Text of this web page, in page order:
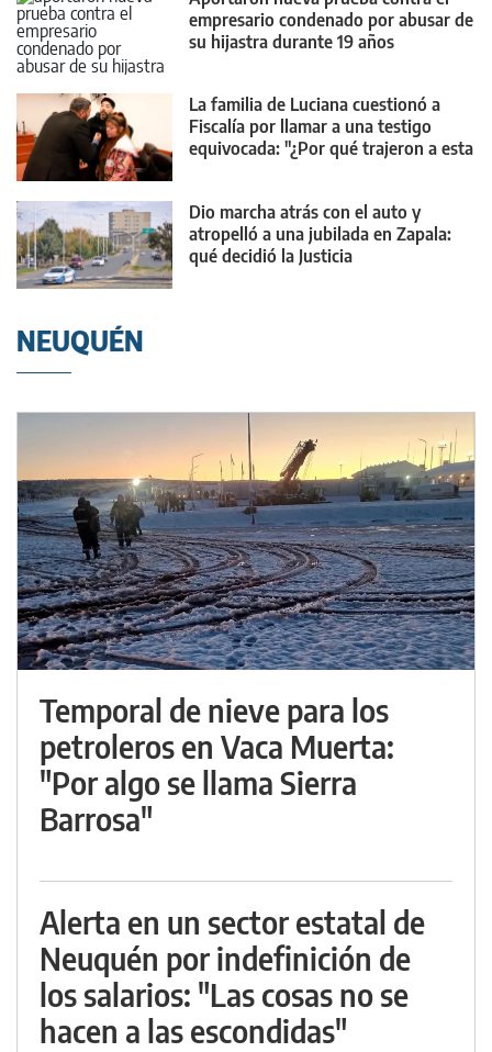
empresario condenado por abusar de
su hijastra durante 19 años
La familia de Luciana cuestionó a
Fiscalía por llamar a una testigo
equivocada: "¿Por qué trajeron a esta
Dio marcha atrás con el auto y
atropelló a una jubilada en Zapala:
qué decidió la Justicia
NEUQUÉN
Temporal de nieve para los
petroleros en Vaca Muerta:
"Por algo se llama Sierra
Barrosa"
Alerta en un sector estatal de
Neuquén por indefinición de
los salarios: "Las cosas no se
hacen a las escondidas"